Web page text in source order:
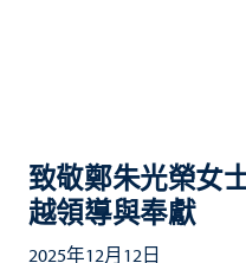
致敬鄭朱光榮女
越領導與奉獻
2025年12月12日